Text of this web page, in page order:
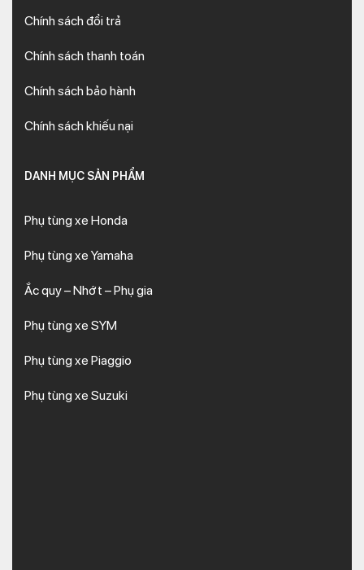
Chính sách đổi trả
Chính sách thanh toán
Chính sách bảo hành
Chính sách khiếu nại
DANH MỤC SẢN PHẨM
Phụ tùng xe Honda
Phụ tùng xe Yamaha
Ắc quy – Nhớt – Phụ gia
Phụ tùng xe SYM
Phụ tùng xe Piaggio
Phụ tùng xe Suzuki